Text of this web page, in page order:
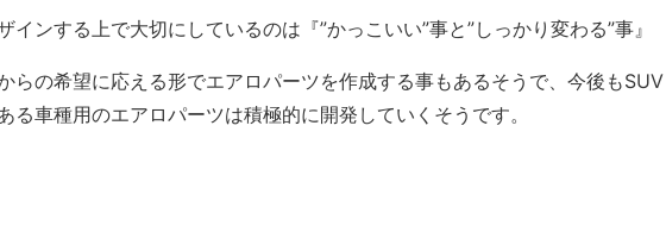
インする上で大切にしているのは『”かっこいい”事と”しっかり変わる”事』
らの希望に応える形でエアロパーツを作成する事もあるそうで、今後もSUV
る車種用のエアロパーツは積極的に開発していくそうです。